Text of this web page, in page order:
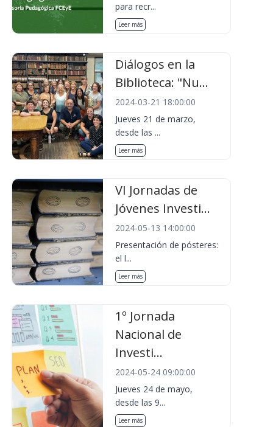
para recr...
Leer más
Diálogos en la
Biblioteca: "Nu...
2024-03-21 18:00:00
Jueves 21 de marzo,
desde las ...
Leer más
VI Jornadas de
Jóvenes Investi...
2024-05-13 14:00:00
Presentación de pósteres:
el l...
Leer más
1º Jornada
Nacional de
Investi...
2024-05-24 09:00:00
Jueves 24 de mayo,
desde las 9...
Leer más